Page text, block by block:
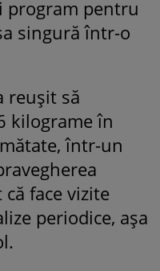
program pentru
singură într-o
reușit să
kilograme în
într-un
face vizite
periodice, așa